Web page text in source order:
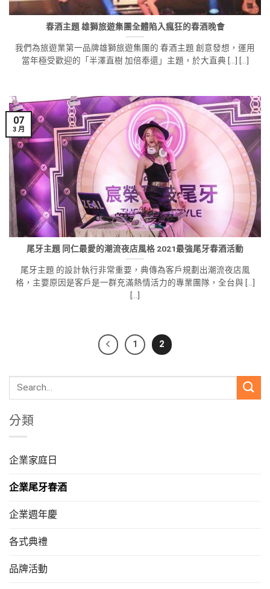
春酒主題 雄獅旅遊集團全體陷入瘋狂的春酒晚會
我們為旅遊業第一品牌雄獅旅遊集團的 春酒主題 創意發想，運用
當年極受歡迎的「半澤直樹 加倍奉還」主題，於大直典 [...] [...]
尾牙主題 同仁最愛的潮流夜店風格 2021最強尾牙春酒活動
尾牙主題 的設計執行非常重要，典傳為客戶規劃出潮流夜店風
格，主要原因是客戶是一群充滿熱情活力的專業團隊，全台與 [...]
[...]
07
3 月
1 2
分類
企業家庭日
企業尾牙春酒
企業週年慶
各式典禮
品牌活動